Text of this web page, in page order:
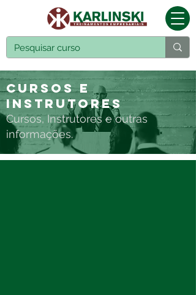
Cursos e
Instrutores
Cursos, Instrutores e outras
informações.